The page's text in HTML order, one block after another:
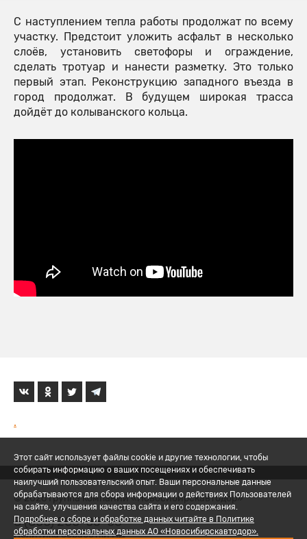
С наступлением тепла работы продолжат по всему
участку. Предстоит уложить асфальт в несколько
слоёв, установить светофоры и ограждение,
сделать тротуар и нанести разметку. Это только
первый этап. Реконструкцию западного въезда в
город продолжат. В будущем широкая трасса
дойдёт до колыванского кольца.
.
© 2026 Группа компаний «Новосибирскавтодор»
8 (800) 200-05-06
Политика обработки ПД
Этот сайт использует файлы cookie и другие технологии, чтобы
собирать информацию о ваших посещениях и обеспечивать
наилучший пользовательский опыт. Ваши персональные данные
обрабатываются для сбора информации о действиях Пользователей
на сайте, улучшения качества сайта и его содержания.
Подробнее о сборе и обработке данных читайте в Политике
обработки персональных данных АО «Новосибирскавтодор».